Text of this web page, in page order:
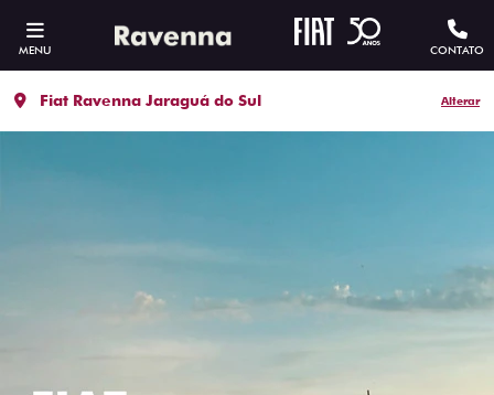
MENU CONTATO
Fiat Ravenna Jaraguá do Sul Alterar